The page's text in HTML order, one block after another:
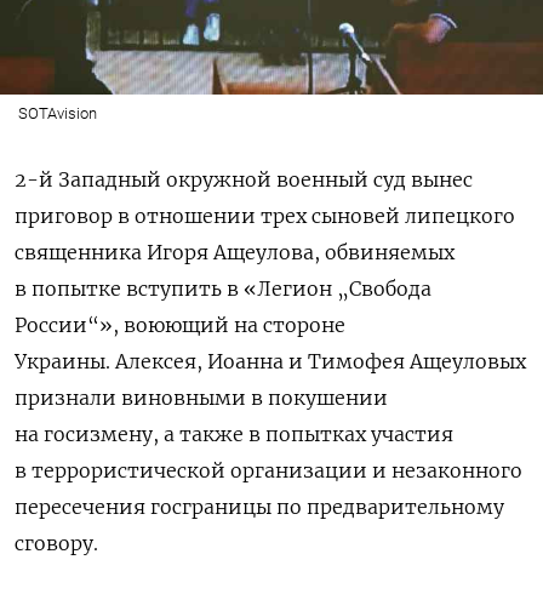
SOTAvision
2-й Западный окружной военный суд вынес
приговор в отношении трех сыновей липецкого
священника Игоря Ащеулова, обвиняемых
в попытке вступить в «Легион „Свобода
России“», воюющий на стороне
Украины. Алексея, Иоанна и Тимофея Ащеуловых
признали виновными в покушении
на госизмену, а также в попытках участия
в террористической организации и незаконного
пересечения госграницы по предварительному
сговору.